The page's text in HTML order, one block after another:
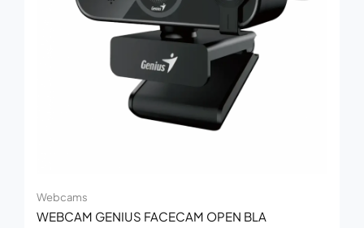
Webcams
WEBCAM GENIUS FACECAM OPEN BLA